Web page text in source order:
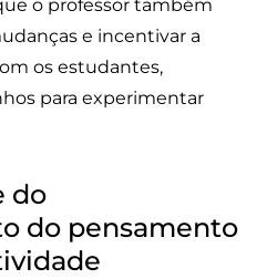
o professor também
e incentivar a
os estudantes,
para experimentar
do
do pensamento